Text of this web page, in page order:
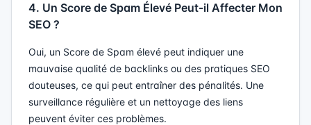
4. Un Score de Spam Élevé Peut-il Affecter Mon
SEO ?
Oui, un Score de Spam élevé peut indiquer une
mauvaise qualité de backlinks ou des pratiques SEO
douteuses, ce qui peut entraîner des pénalités. Une
surveillance régulière et un nettoyage des liens
peuvent éviter ces problèmes.